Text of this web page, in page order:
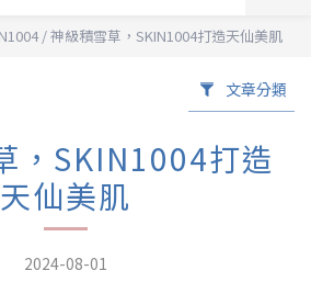
/神級積雪草，SKIN1004打造天仙美肌
文章分類
，SKIN1004打造
天仙美肌
2024-08-01